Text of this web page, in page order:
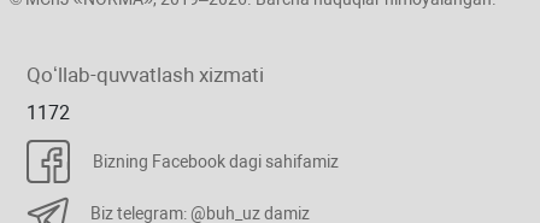
Qoʻllab-quvvatlash хizmati
1172
Bizning Facebook dagi sahifamiz
Biz telegram: @buh_uz damiz